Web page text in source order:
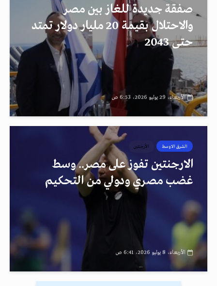
صفقة جديدة للغاز بين مصر
والاحتلال بقيمة 20 مليار دولار تمتد
حتى 2043
الأربعاء، 29 يوليو 2026، 6:53 ص
الشرق الاوسط الأرجنتين
الارجنتين تفوز على مصر.. وسط
غضب مصري ودولي من التحكيم
الأربعاء، 8 يوليو 2026، 6:41 ص